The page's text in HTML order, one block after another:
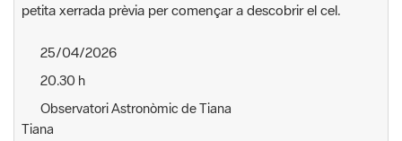
25/04/2026
Tiana
Marina